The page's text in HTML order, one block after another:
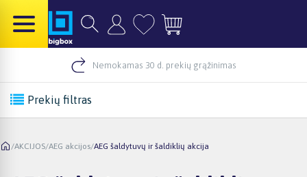
Nemokamas 30 d. prekių grąžinimas
Prekių filtras
/AKCIJOS/AEG akcijos/AEG šaldytuvų ir šaldiklių akcija